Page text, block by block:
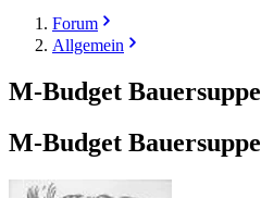
Forum
Allgemein
M-Budget Bauersuppe
M-Budget Bauersuppe